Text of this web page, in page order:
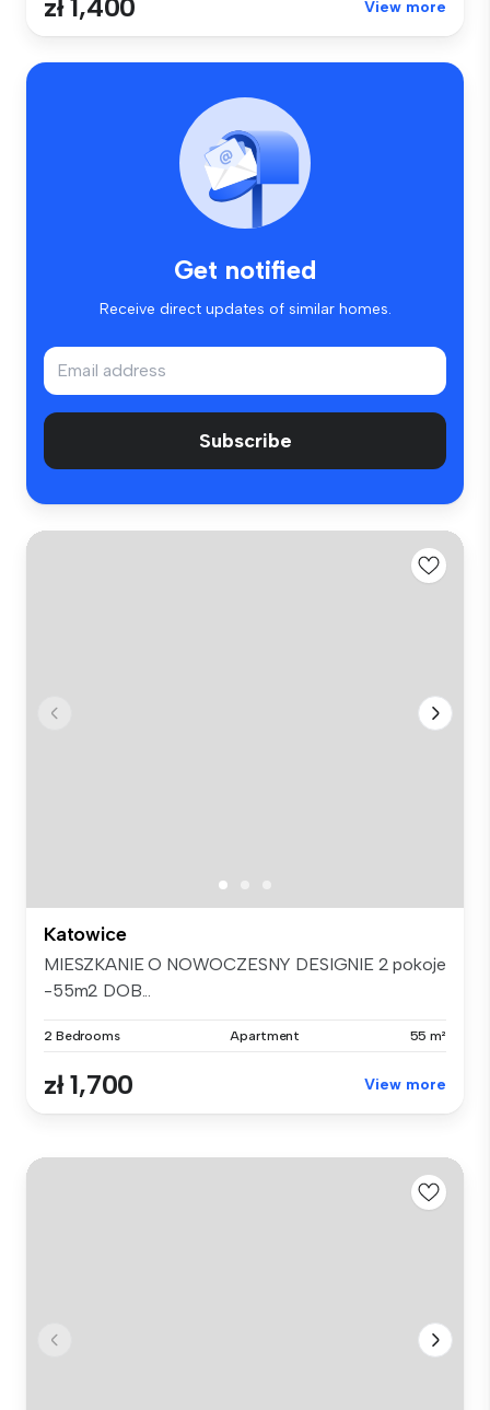
zł 1,400 View more
Get notified
Receive direct updates of similar homes.
Subscribe
Katowice
MIESZKANIE O NOWOCZESNY DESIGNIE 2 pokoje
-55m2 DOB...
2 Bedrooms Apartment 55 m²
zł 1,700 View more